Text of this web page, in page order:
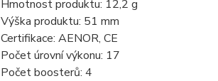
Hmotnost produktu: 12,2 g
Výška produktu: 51 mm
Certifikace: AENOR, CE
Počet úrovní výkonu: 17
Počet boosterů: 4